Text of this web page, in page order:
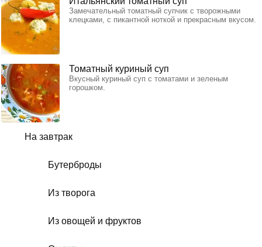
На завтрак
Бутерброды
Из творога
Из овощей и фруктов
Замечательный томатный супчик с творожными
клецками, с пикантной ноткой и прекрасным вкусом.
Томатный куриный суп
Вкусный куриный суп с томатами и зеленым
горошком.